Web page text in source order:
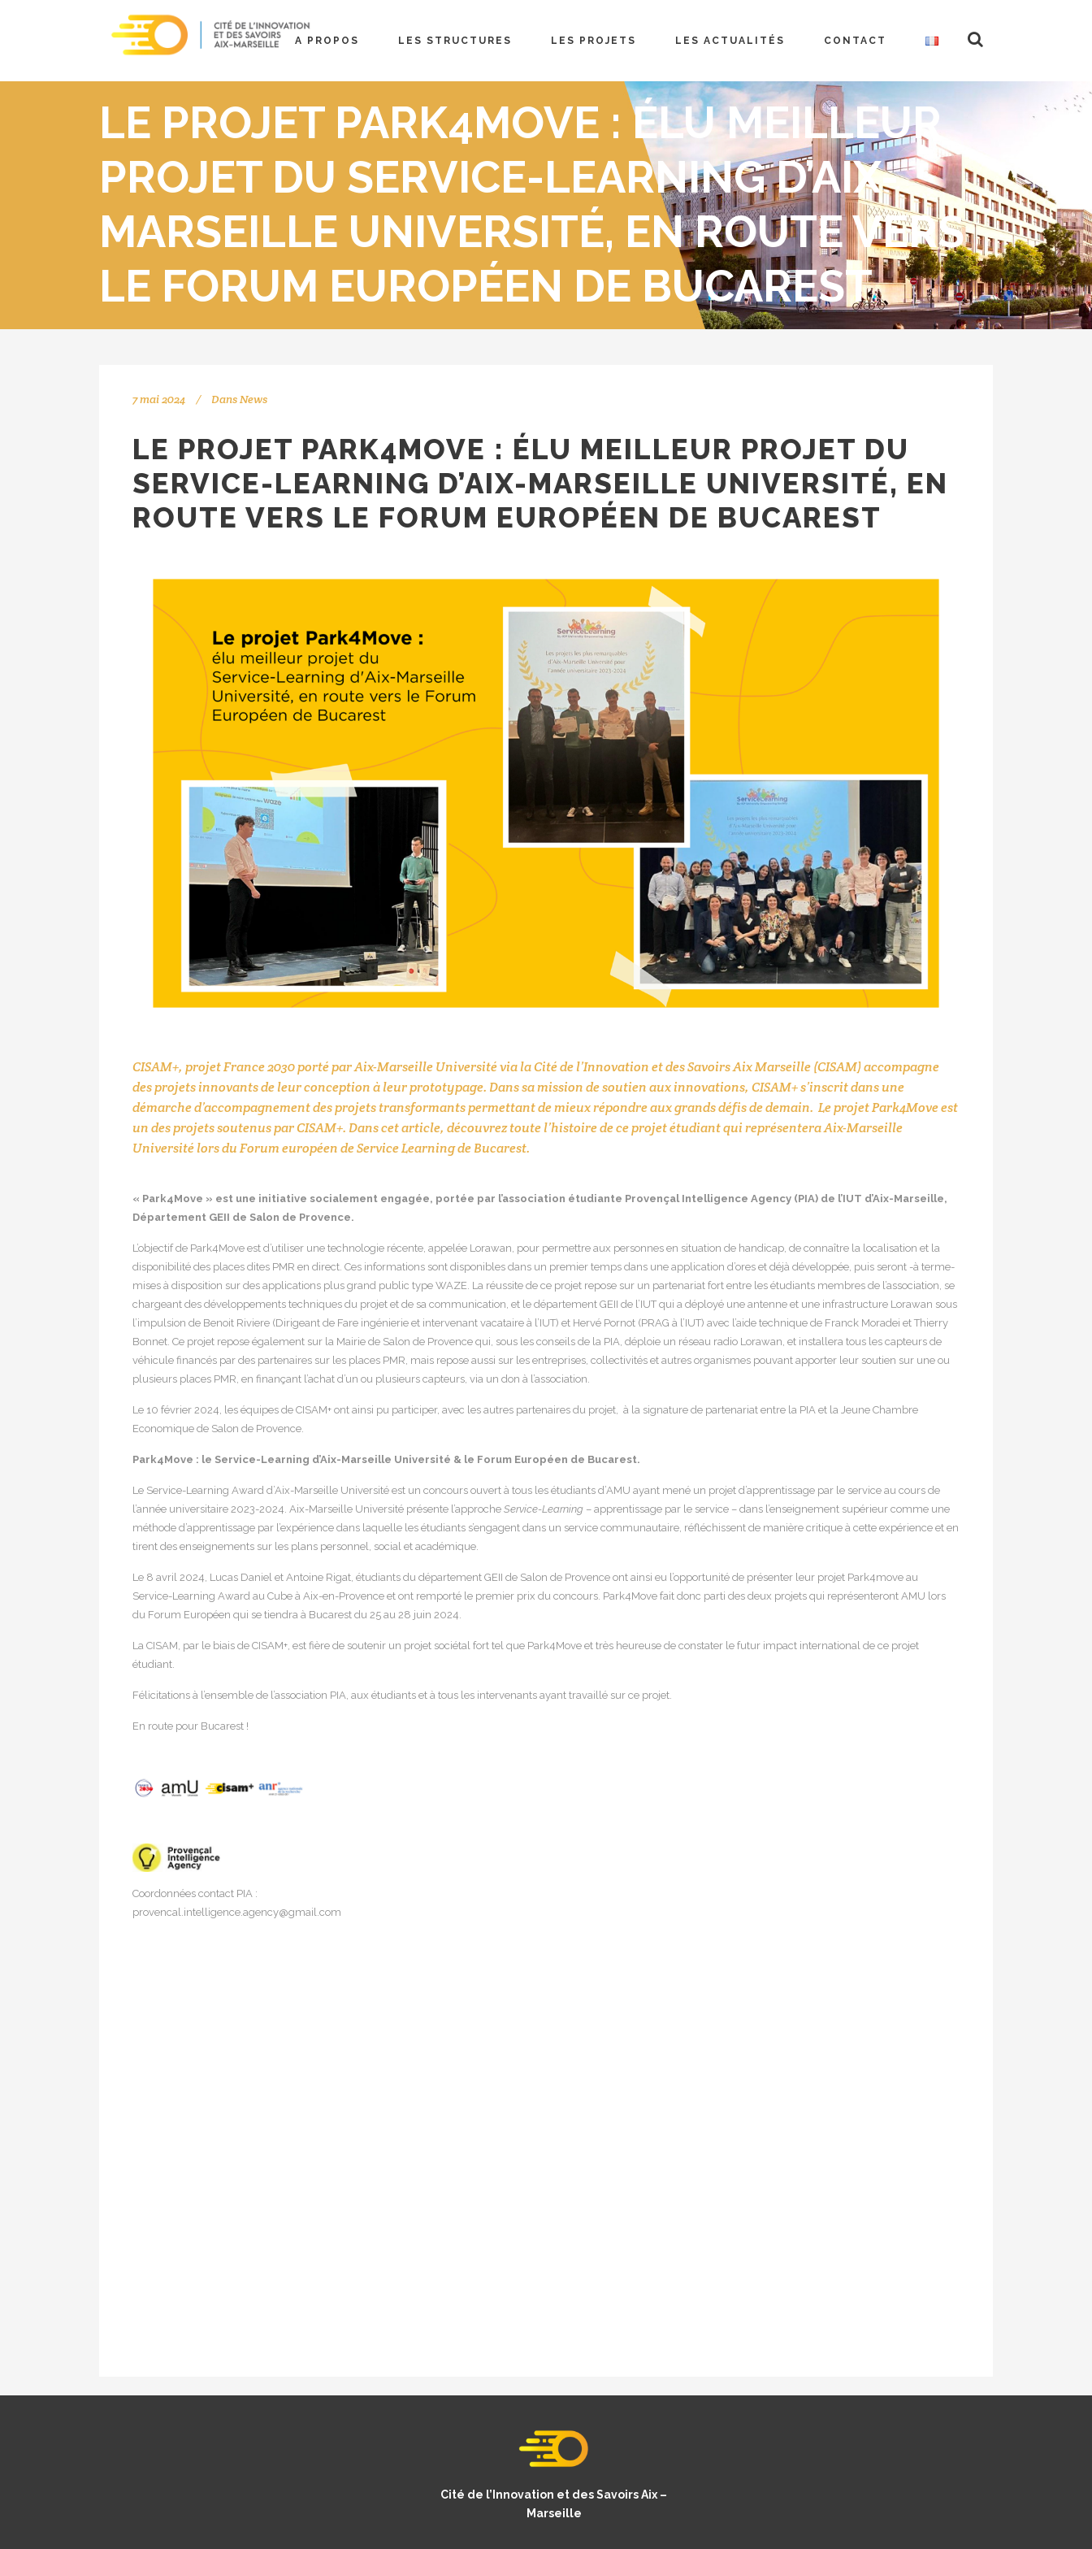
A PROPOS LES STRUCTURES LES PROJETS LES ACTUALITÉS CONTACT
LE PROJET PARK4MOVE : ÉLU MEILLEUR
PROJET DU SERVICE-LEARNING D’AIX-
MARSEILLE UNIVERSITÉ, EN ROUTE VERS
LE FORUM EUROPÉEN DE BUCAREST
7 mai 2024 DansNews
LE PROJET PARK4MOVE : ÉLU MEILLEUR PROJET DU
SERVICE-LEARNING D’AIX-MARSEILLE UNIVERSITÉ, EN
ROUTE VERS LE FORUM EUROPÉEN DE BUCAREST
CISAM+, projet France 2030 porté par Aix-Marseille Université via la Cité de l’Innovation et des Savoirs Aix Marseille (CISAM) accompagne
des projets innovants de leur conception à leur prototypage. Dans sa mission de soutien aux innovations, CISAM+ s’inscrit dans une
démarche d’accompagnement des projets transformants permettant de mieux répondre aux grands défis de demain. Le projet Park4Move est
un des projets soutenus par CISAM+. Dans cet article, découvrez toute l’histoire de ce projet étudiant qui représentera Aix-Marseille
Université lors du Forum européen de Service Learning de Bucarest.
« Park4Move » est une initiative socialement engagée, portée par l’association étudiante Provençal Intelligence Agency (PIA) de l’IUT d’Aix-Marseille,
Département GEII de Salon de Provence.
L’objectif de Park4Move est d’utiliser une technologie récente, appelée Lorawan, pour permettre aux personnes en situation de handicap, de connaître la localisation et la
disponibilité des places dites PMR en direct. Ces informations sont disponibles dans un premier temps dans une application d’ores et déjà développée, puis seront -à terme-
mises à disposition sur des applications plus grand public type WAZE. La réussite de ce projet repose sur un partenariat fort entre les étudiants membres de l’association, se
chargeant des développements techniques du projet et de sa communication, et le département GEII de l’IUT qui a déployé une antenne et une infrastructure Lorawan sous
l’impulsion de Benoit Riviere (Dirigeant de Fare ingénierie et intervenant vacataire à l’IUT) et Hervé Pornot (PRAG à l’IUT) avec l’aide technique de Franck Moradei et Thierry
Bonnet. Ce projet repose également sur la Mairie de Salon de Provence qui, sous les conseils de la PIA, déploie un réseau radio Lorawan, et installera tous les capteurs de
véhicule financés par des partenaires sur les places PMR, mais repose aussi sur les entreprises, collectivités et autres organismes pouvant apporter leur soutien sur une ou
plusieurs places PMR, en finançant l’achat d’un ou plusieurs capteurs, via un don à l’association.
Le 10 février 2024, les équipes de CISAM+ ont ainsi pu participer, avec les autres partenaires du projet, à la signature de partenariat entre la PIA et la Jeune Chambre
Economique de Salon de Provence.
Park4Move : le Service-Learning d’Aix-Marseille Université & le Forum Européen de Bucarest.
Le Service-Learning Award d’Aix-Marseille Université est un concours ouvert à tous les étudiants d’AMU ayant mené un projet d’apprentissage par le service au cours de
l’année universitaire 2023-2024. Aix-Marseille Université présente l’approche Service-Learning – apprentissage par le service – dans l’enseignement supérieur comme une
méthode d’apprentissage par l’expérience dans laquelle les étudiants s’engagent dans un service communautaire, réfléchissent de manière critique à cette expérience et en
tirent des enseignements sur les plans personnel, social et académique.
Le 8 avril 2024, Lucas Daniel et Antoine Rigat, étudiants du département GEII de Salon de Provence ont ainsi eu l’opportunité de présenter leur projet Park4move au
Service-Learning Award au Cube à Aix-en-Provence et ont remporté le premier prix du concours. Park4Move fait donc parti des deux projets qui représenteront AMU lors
du Forum Européen qui se tiendra à Bucarest du 25 au 28 juin 2024.
La CISAM, par le biais de CISAM+, est fière de soutenir un projet sociétal fort tel que Park4Move et très heureuse de constater le futur impact international de ce projet
étudiant.
Félicitations à l’ensemble de l’association PIA, aux étudiants et à tous les intervenants ayant travaillé sur ce projet.
En route pour Bucarest !
Coordonnées contact PIA :
provencal.intelligence.agency@gmail.com
Cité de l’Innovation et des Savoirs Aix –
Marseille